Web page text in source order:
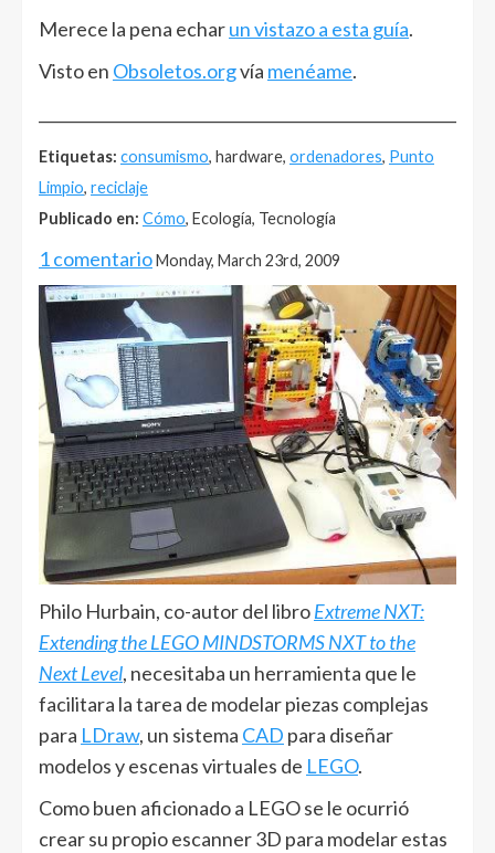
Merece la pena echarun vistazo a esta guía.
Visto en Obsoletos.orgvía menéame.
Etiquetas: consumismo, hardware, ordenadores, Punto
Limpio, reciclaje
Publicado en: Cómo, Ecología, Tecnología
1 comentarioMonday, March 23rd, 2009
Philo Hurbain, co-autor del libroExtreme NXT:
Extending the LEGO MINDSTORMS NXT to the
Next Level, necesitaba un herramienta que le
facilitara la tarea de modelar piezas complejas
para LDraw, un sistema CAD para diseñar
modelos y escenas virtuales de LEGO.
Como buen aficionado a LEGO se le ocurrió
crear su propio escanner 3D para modelar estas